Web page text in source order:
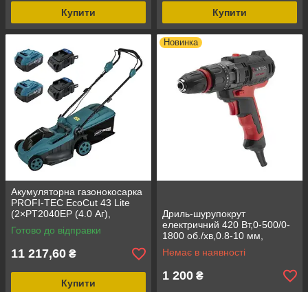
Купити Купити
Акумуляторна газонокосарка
PROFI-TEC EcoCut 43 Lite
(2×PT2040EP (4.0 Аг),
2×зарядний пристрій)
Готово до відправки
11 217,60 ₴
Купити
Новинка
Дриль-шурупокрут
електричний 420 Вт,0-500/0-
1800 об./хв,0.8-10 мм,
макс.20Nм, знімний патрон
INTERTOOL WT-0110
Немає в наявності
1 200 ₴